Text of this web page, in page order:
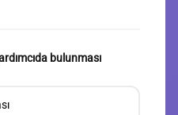
bulunması